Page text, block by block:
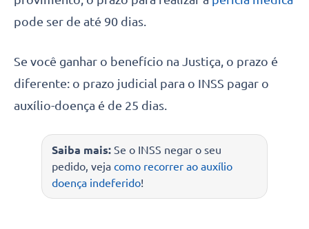
pode ser de até 90 dias.
Se você ganhar o benefício na Justiça, o prazo é
diferente: o prazo judicial para o INSS pagar o
auxílio-doença é de 25 dias.
Saiba mais: Se o INSS negar o seu
pedido, veja como recorrer ao auxílio
doença indeferido!